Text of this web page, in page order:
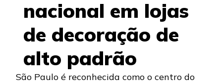
nacional em lojas
de decoração de
alto padrão
São Paulo é reconhecida como o centro do